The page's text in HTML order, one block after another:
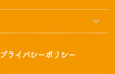
プライバシーポリシー